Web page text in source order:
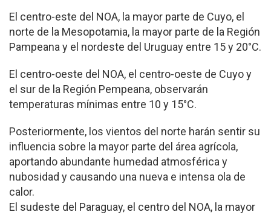
El centro-este del NOA, la mayor parte de Cuyo, el
norte de la Mesopotamia, la mayor parte de la Región
Pampeana y el nordeste del Uruguay entre 15 y 20°C.
El centro-oeste del NOA, el centro-oeste de Cuyo y
el sur de la Región Pempeana, observarán
temperaturas mínimas entre 10 y 15°C.
Posteriormente, los vientos del norte harán sentir su
influencia sobre la mayor parte del área agrícola,
aportando abundante humedad atmosférica y
nubosidad y causando una nueva e intensa ola de
calor.
El sudeste del Paraguay, el centro del NOA, la mayor